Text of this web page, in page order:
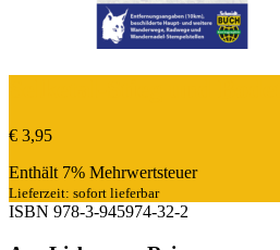
€ 3,95
Enthält 7% Mehrwertsteuer
Lieferzeit: sofort lieferbar
ISBN 978-3-945974-32-2